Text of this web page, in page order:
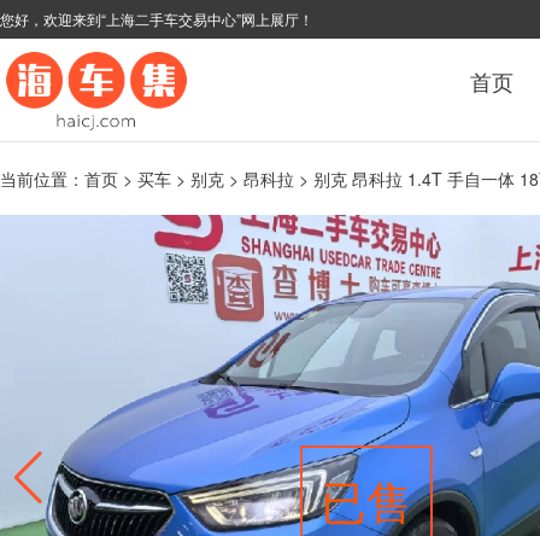
您好，欢迎来到“上海二手车交易中心”网上展厅！
首页
当前位置： 首页 > 买车 > 别克 > 昂科拉 > 别克 昂科拉 1.4T 手自一体
已售